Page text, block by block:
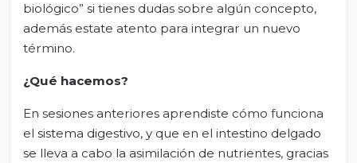
biológico” si tienes dudas sobre algún concepto,
además estate atento para integrar un nuevo
término.
¿Qué hacemos?
En sesiones anteriores aprendiste cómo funciona
el sistema digestivo, y que en el intestino delgado
se lleva a cabo la asimilación de nutrientes, gracias